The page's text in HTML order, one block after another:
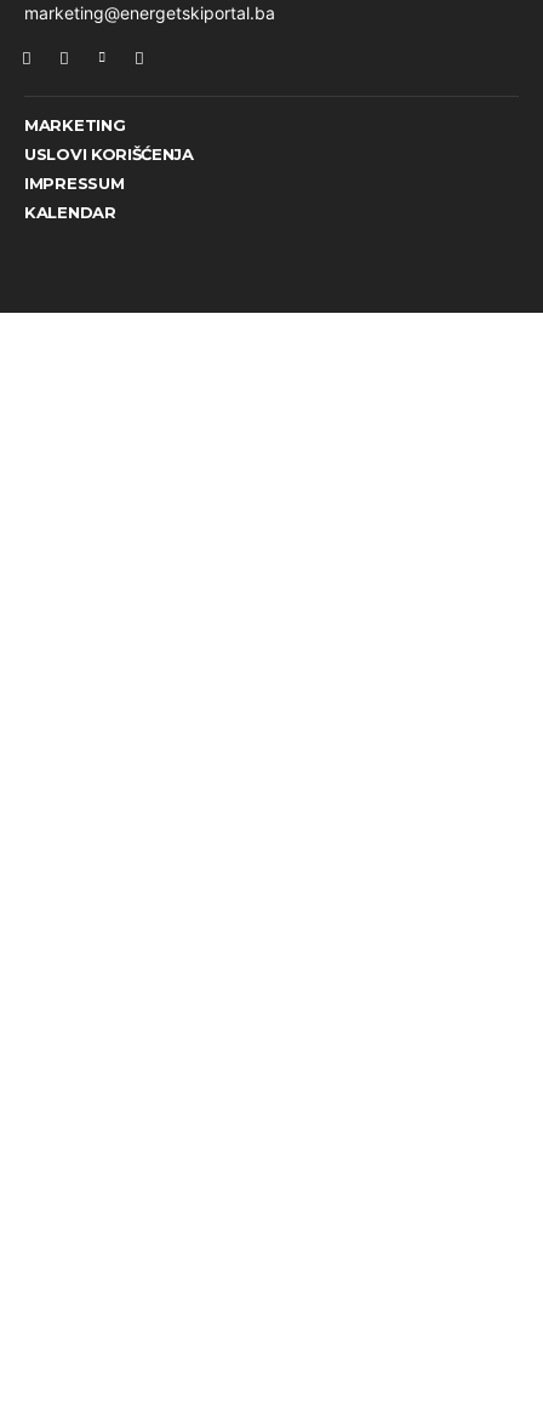
marketing@energetskiportal.ba
MARKETING
USLOVI KORIŠĆENJA
IMPRESSUM
KALENDAR